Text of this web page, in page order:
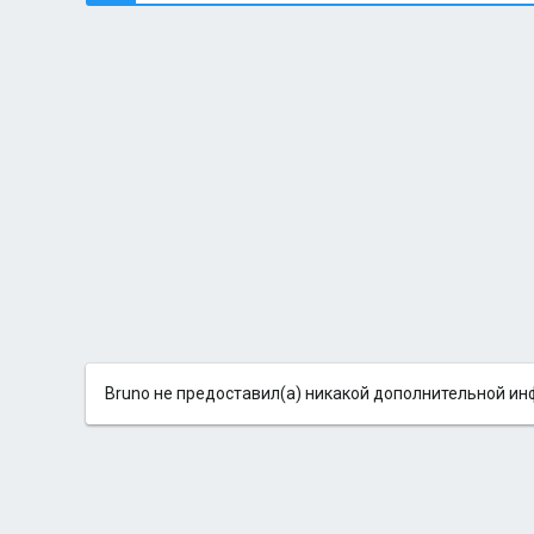
Bruno не предоставил(а) никакой дополнительной